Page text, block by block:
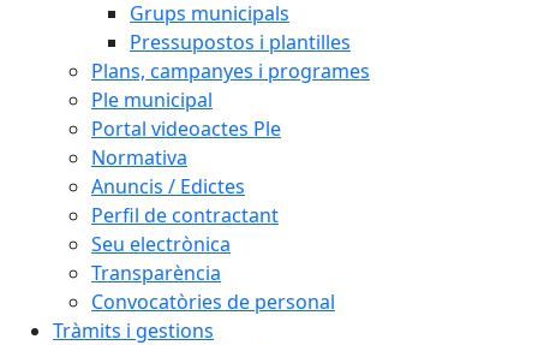
Grups municipals
Pressupostos i plantilles
Plans, campanyes i programes
Ple municipal
Portal videoactes Ple
Normativa
Anuncis / Edictes
Perfil de contractant
Seu electrònica
Transparència
Convocatòries de personal
Tràmits i gestions